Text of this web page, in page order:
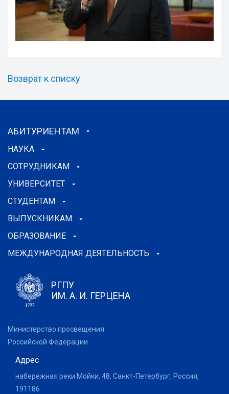
Возврат к списку
АБИТУРИЕНТАМ
НАУКА
СОТРУДНИКАМ
УНИВЕРСИТЕТ
СТУДЕНТАМ
ВЫПУСКНИКАМ
ОБРАЗОВАНИЕ
МЕЖДУНАРОДНАЯ ДЕЯТЕЛЬНОСТЬ
РГПУ
ИМ. А. И. ГЕРЦЕНА
Министерство просвещения
Российской Федерации
Адрес
набережная реки Мойки, 48, Санкт-Петербург, Россия,
191186